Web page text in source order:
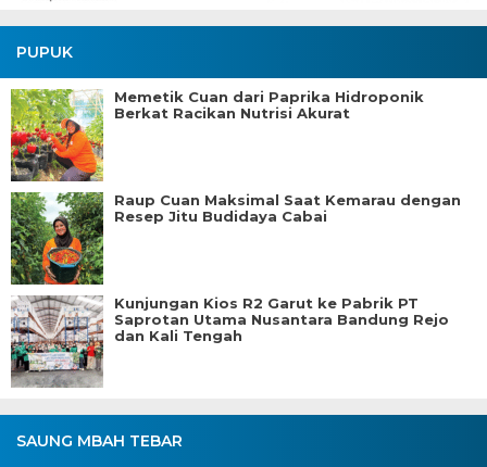
PUPUK
Memetik Cuan dari Paprika Hidroponik
Berkat Racikan Nutrisi Akurat
Raup Cuan Maksimal Saat Kemarau dengan
Resep Jitu Budidaya Cabai
Kunjungan Kios R2 Garut ke Pabrik PT
Saprotan Utama Nusantara Bandung Rejo
dan Kali Tengah
SAUNG MBAH TEBAR